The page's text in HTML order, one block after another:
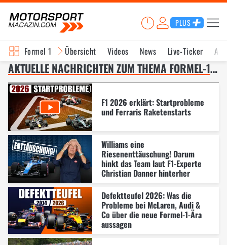
PLUS
Formel 1 Übersicht Videos News Live-Ticker
AKTUELLE NACHRICHTEN ZUM THEMA FORMEL-1-REGELN 2026 – SEITE 4
F1 2026 erklärt: Startprobleme
und Ferraris Raketenstarts
Williams eine
Riesenenttäuschung! Darum
hinkt das Team laut F1-Experte
Christian Danner hinterher
Defektteufel 2026: Was die
Probleme bei McLaren, Audi &
Co über die neue Formel-1-Ära
aussagen